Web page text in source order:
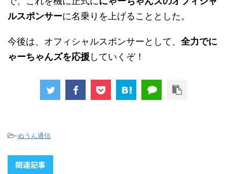
ルスポンサーに名乗りを上げることとした。
今後は、オフィシャルスポンサーとして、 全力でに
ゃーちゃんズを応援していくぞ！
-ぬうん通信
関連記事